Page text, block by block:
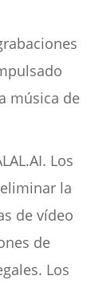
música de
Los
la
de vídeo
de
Los